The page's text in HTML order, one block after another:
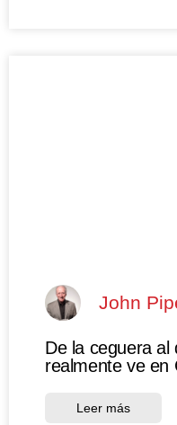
John
De la ceguera al
realmente ve en
Leer más